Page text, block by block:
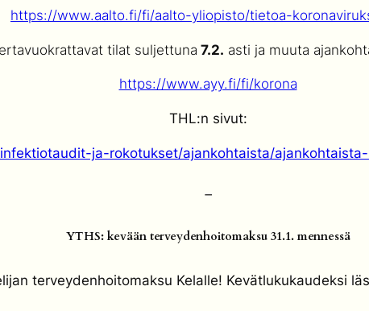
https://www.aalto.fi/fi/aalto-yliopisto/tietoa-
tilat suljettuna 7.2. asti ja muuta
https://www.ayy.fi/fi/korona
THL:n sivut:
ja-rokotukset/ajankohtaista/
–
YTHS: kevään terveydenhoitomaksu 31.1.mennessä
terveydenhoitomaksu Kelalle! Kevätlukukaudeksi